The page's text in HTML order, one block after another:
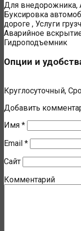
Для внедорожника,
Буксировка
дороге , Услуги
Аварийное
Гидроподъемник
Опции и
Круглосуточный,
Добавить
Имя *
Email *
Сайт
Комментарий